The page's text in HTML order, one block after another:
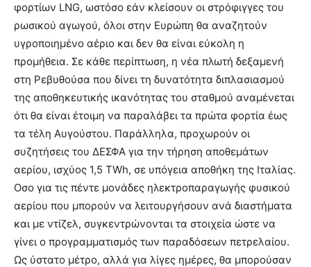
φορτίων LNG, ωστόσο εάν κλείσουν οι στρόφιγγες του
ρωσικού αγωγού, όλοι στην Ευρώπη θα αναζητούν
υγροποιημένο αέριο και δεν θα είναι εύκολη η
προμήθεια. Σε κάθε περίπτωση, η νέα πλωτή δεξαμενή
στη Ρεβυθούσα που δίνει τη δυνατότητα διπλασιασμού
της αποθηκευτικής ικανότητας του σταθμού αναμένεται
ότι θα είναι έτοιμη να παραλάβει τα πρώτα φορτία έως
τα τέλη Αυγούστου. Παράλληλα, προχωρούν οι
συζητήσεις του ΔΕΣΦΑ για την τήρηση αποθεμάτων
αερίου, ισχύος 1,5 TWh, σε υπόγεια αποθήκη της Ιταλίας.
Οσο για τις πέντε μονάδες ηλεκτροπαραγωγής φυσικού
αερίου που μπορούν να λειτουργήσουν ανά διαστήματα
και με ντίζελ, συγκεντρώνονται τα στοιχεία ώστε να
γίνει ο προγραμματισμός των παραδόσεων πετρελαίου.
Ως ύστατο μέτρο, αλλά για λίγες ημέρες, θα μπορούσαν